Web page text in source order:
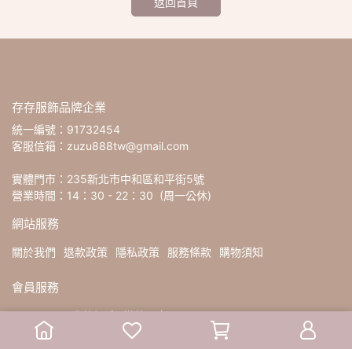
存存服飾品牌企業
統一編號：91732454
客服信箱：zuzu888tw@gmail.com
實體門市：235新北市中和區和平街5號
營業時間：14：30 - 22：30  (周一公休)
網站服務
關於我們 退款政策 隱私政策 服務條款 購物須知
會員服務
VIP / VVIP 我的帳戶 導航門市